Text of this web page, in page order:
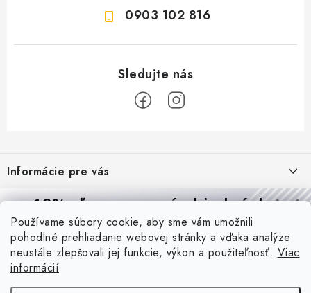
Používame súbory cookie, aby sme vám umožnili
pohodlné prehliadanie webovej stránky a vďaka analýze
neustále zlepšovali jej funkcie, výkon a použiteľnosť. Viac
informácií
0903 102 816
p
ä
Informácie pre vás
Reklamácie a formulár na odstúpenie od zmluvy
Obchodné podmienky
Podmienky ochrany osobných údajov
O nás - MEGALED & JANTON Zákamenné
Blog
PIR vs. mikrovlnný senzor: ktorý je lepší a kedy ho použiť? +
vysvetlenie daylight senzoru
10% zľavana prvú objednávku
Prihláste sa azískajtezľavu aj praktické tipy,vďaka ktorým
budete svietiť lepšie a platiť menej.